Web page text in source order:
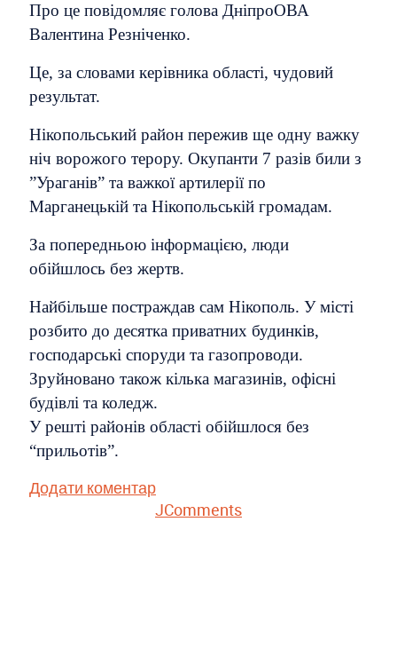
Про це повідомляє голова ДніпроОВА
Валентина Резніченко.
Це, за словами керівника області, чудовий
результат.
Нікопольський район пережив ще одну важку
ніч ворожого терору. Окупанти 7 разів били з
”Ураганів” та важкої артилерії по
Марганецькій та Нікопольській громадам.
За попередньою інформацією, люди
обійшлось без жертв.
Найбільше постраждав сам Нікополь. У місті
розбито до десятка приватних будинків,
господарські споруди та газопроводи.
Зруйновано також кілька магазинів, офісні
будівлі та коледж.
У решті районів області обійшлося без
“прильотів”.
Додати коментар
JComments